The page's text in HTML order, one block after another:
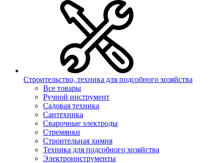
Строительство, техника для подсобного хозяйства
Все товары
Ручной инструмент
Садовая техника
Сантехника
Сварочные электроды
Стремянки
Строительная химия
Техника для подсобного хозяйства
Электроинструменты